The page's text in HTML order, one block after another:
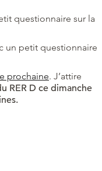
questionnaire sur la
un petit questionnaire
prochaine. J’attire
RER D ce dimanche